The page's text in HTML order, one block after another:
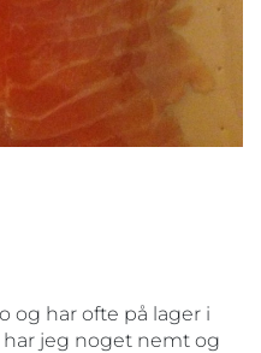
og har ofte på lager i
jeg noget nemt og